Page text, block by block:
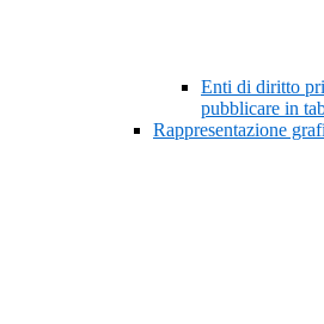
Enti di diritto
pubblicare in
Rappresentazione